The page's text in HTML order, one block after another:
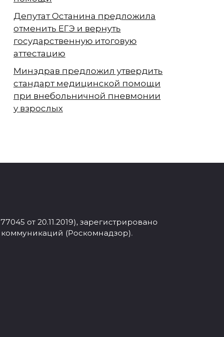
Депутат Останина предложила
отменить ЕГЭ и вернуть
государственную итоговую
аттестацию
Минздрав предложил утвердить
стандарт медицинской помощи
при внебольничной пневмонии
у взрослых
от 20.11.2019), зарегистрировано
(Роскомнадзор).